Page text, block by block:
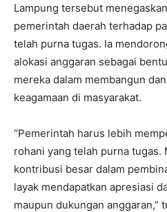
Lampung tersebut
pemerintah daerah terhadap
telah purna tugas. Ia
alokasi anggaran sebagai
mereka dalam membangun
keagamaan di masyarakat.
“Pemerintah harus lebih
rohani yang telah purna tugas.
kontribusi besar dalam
layak mendapatkan apresiasi
maupun dukungan anggaran,”